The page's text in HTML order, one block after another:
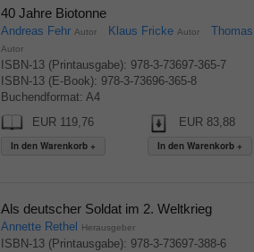
40 Jahre Biotonne
Andreas Fehr Autor Klaus Fricke Autor
Autor
ISBN-13 (Printausgabe): 978-3-73697-365-7
ISBN-13 (E-Book): 978-3-73696-365-8
Buchendformat: A4
EUR 119,76
EUR 83,88
Als deutscher Soldat im 2. Weltkrieg
Annette Rethel Herausgeber
ISBN-13 (Printausgabe): 978-3-73697-388-6